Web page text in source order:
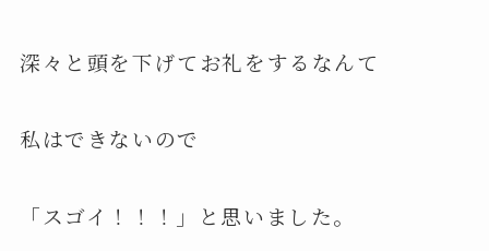
深々と頭を下げてお礼をするなんて
私はできないので
「スゴイ！！！」と思いました。